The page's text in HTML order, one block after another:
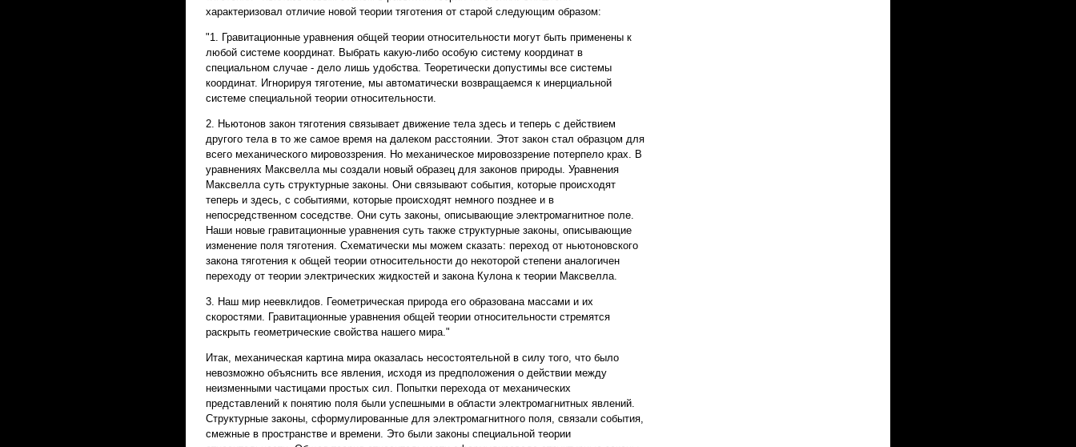
характеризовал отличие новой теории тяготения от старой следующим образом:
"1. Гравитационные уравнения общей теории относительности могут быть применены к
любой системе координат. Выбрать какую-либо особую систему координат в
специальном случае - дело лишь удобства. Теоретически допустимы все системы
координат. Игнорируя тяготение, мы автоматически возвращаемся к инерциальной
системе специальной теории относительности.
2. Ньютонов закон тяготения связывает движение тела здесь и теперь с действием
другого тела в то же самое время на далеком расстоянии. Этот закон стал образцом для
всего механического мировоззрения. Но механическое мировоззрение потерпело крах. В
уравнениях Максвелла мы создали новый образец для законов природы. Уравнения
Максвелла суть структурные законы. Они связывают события, которые происходят
теперь и здесь, с событиями, которые происходят немного позднее и в
непосредственном соседстве. Они суть законы, описывающие электромагнитное поле.
Наши новые гравитационные уравнения суть также структурные законы, описывающие
изменение поля тяготения. Схематически мы можем сказать: переход от ньютоновского
закона тяготения к общей теории относительности до некоторой степени аналогичен
переходу от теории электрических жидкостей и закона Кулона к теории Максвелла.
3. Наш мир неевклидов. Геометрическая природа его образована массами и их
скоростями. Гравитационные уравнения общей теории относительности стремятся
раскрыть геометрические свойства нашего мира."
Итак, механическая картина мира оказалась несостоятельной в силу того, что было
невозможно объяснить все явления, исходя из предположения о действии между
неизменными частицами простых сил. Попытки перехода от механических
представлений к понятию поля были успешными в области электромагнитных явлений.
Структурные законы, сформулированные для электромагнитного поля, связали события,
смежные в пространстве и времени. Это были законы специальной теории